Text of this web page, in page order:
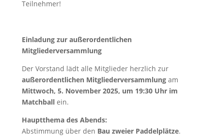
Teilnehmer!
Einladung zur außerordentlichen
Mitgliederversammlung
Der Vorstand lädt alle Mitglieder herzlich zur
außerordentlichen Mitgliederversammlungam
Mittwoch, 5. November 2025, um 19:30 Uhr im
Matchballein.
Hauptthema des Abends:
Abstimmung über den Bau zweier Paddelplätze.